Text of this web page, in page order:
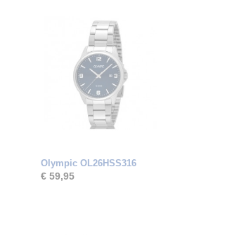
Olympic OL26HSS316
€ 59,95